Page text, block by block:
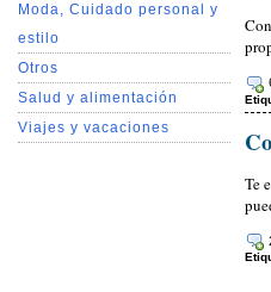
Moda, Cuidado personal y
estilo
Otros
Salud y alimentación
Viajes y vacaciones
Te